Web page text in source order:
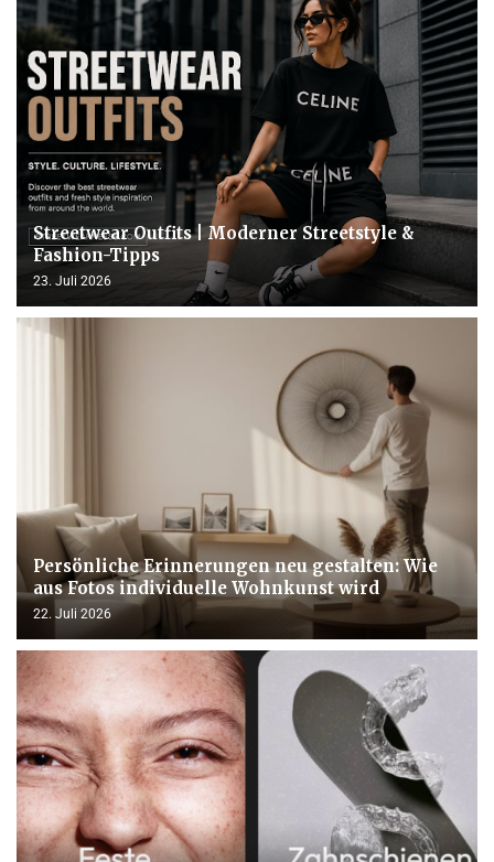
Streetwear Outfits | Moderner Streetstyle &
Fashion-Tipps
23. Juli 2026
Persönliche Erinnerungen neu gestalten: Wie
aus Fotos individuelle Wohnkunst wird
22. Juli 2026